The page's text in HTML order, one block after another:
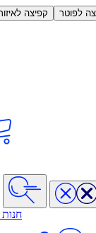
קפיצה לפוטר
חנות